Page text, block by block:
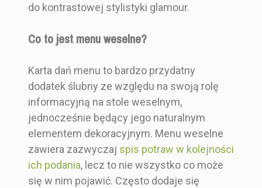
do kontrastowej stylistyki glamour.
Co to jest menu weselne?
Karta dań menu to bardzo przydatny
dodatek ślubny ze względu na swoją rolę
informacyjną na stole weselnym,
jednocześnie będący jego naturalnym
elementem dekoracyjnym. Menu weselne
zawiera zazwyczaj spis potraw w kolejności
ich podania, lecz to nie wszystko co może
się w nim pojawić. Często dodaje się
our
Nowoczesny
Kolor
Niebieski
Złoty
Rozmiar 11x21 cm
Kształt Prostokąt
Zestaw Zawiera Menu
menu
okrągłe z
rustykalnym
menu
motywem
w różnych
kolorach
lakieru
składane
złoceniem
12,00 zł
Drewniane Drewniane
Elegancki i
Glamour
Elegancki i
Glamour
Brązowy Brązowy Niebieski Niebieski